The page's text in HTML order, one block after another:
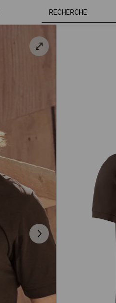
marron S